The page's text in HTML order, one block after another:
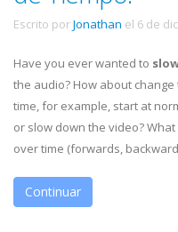
Escrito porJonathan el 6 de
Have you ever wanted to
the audio? How about
time, for example, start at
or slow down the video?
over time (forwards,
Continuar